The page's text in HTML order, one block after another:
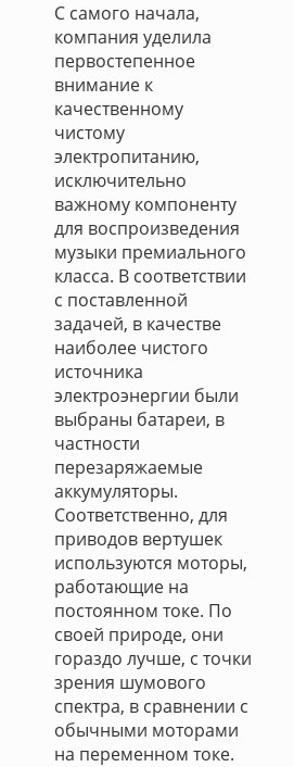
С самого начала,
компания уделила
первостепенное
внимание к
качественному
чистому
электропитанию,
исключительно
важному компоненту
для воспроизведения
музыки премиального
класса. В соответствии
с поставленной
задачей, в качестве
наиболее чистого
источника
электроэнергии были
выбраны батареи, в
частности
перезаряжаемые
аккумуляторы.
Соответственно, для
приводов вертушек
используются моторы,
работающие на
постоянном токе. По
своей природе, они
гораздо лучше, с точки
зрения шумового
спектра, в сравнении с
обычными моторами
на переменном токе.